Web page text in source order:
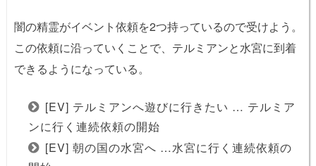
闇の精霊がイベント依頼を2つ持っているので受けよう。
この依頼に沿っていくことで、テルミアンと水宮に到着
できるようになっている。
[EV] テルミアンへ遊びに行きたい … テルミア
ンに行く連続依頼の開始
[EV] 朝の国の水宮へ …水宮に行く連続依頼の